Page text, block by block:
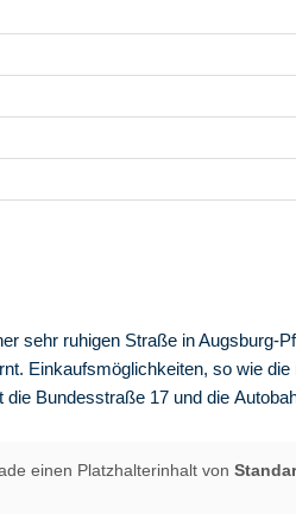
sehr ruhigen Straße in Augsburg-
Einkaufsmöglichkeiten, so wie
die Bundesstraße 17 und die
einen Platzhalterinhalt von